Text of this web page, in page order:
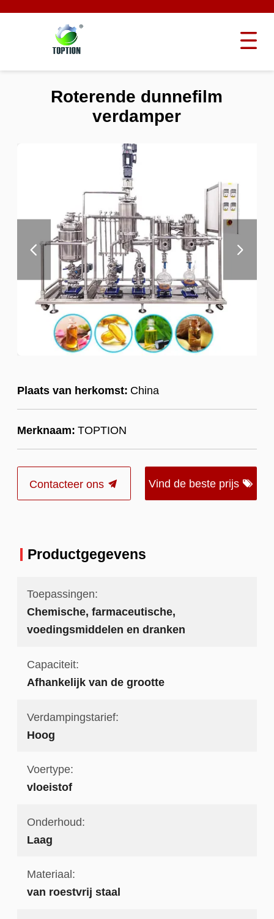
Plaats van herkomst: China
Merknaam: TOPTION
Contacteer ons Vind de beste prijs
Roterende dunnefilm
verdamper
Productgegevens
Toepassingen:
Chemische, farmaceutische,
voedingsmiddelen en dranken
Capaciteit:
Afhankelijk van de grootte
Verdampingstarief:
Hoog
Voertype:
vloeistof
Onderhoud:
Laag
Materiaal:
van roestvrij staal